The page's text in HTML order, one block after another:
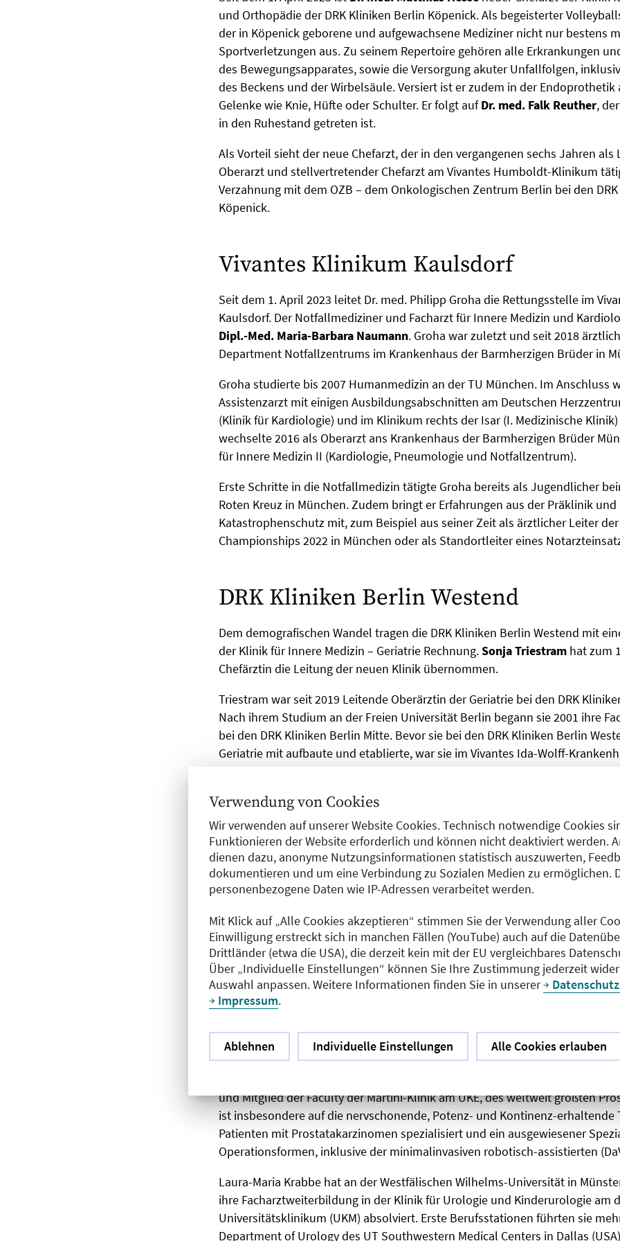
Verwendung von Cookies
Wir verwenden auf unserer Website Cookies. Technisch notwendige Cookies
Funktionieren der Website erforderlich und können nicht deaktiviert werden.
dienen dazu, anonyme Nutzungsinformationen statistisch auszuwerten,
dokumentieren und um eine Verbindung zu Sozialen Medien zu ermöglichen.
personenbezogene Daten wie IP-Adressen verarbeitet werden.
Mit Klick auf „Alle Cookies akzeptieren“ stimmen Sie der Verwendung aller
Einwilligung erstreckt sich in manchen Fällen (YouTube) auch auf die
Drittländer (etwa die USA), die derzeit kein mit der EU vergleichbares
Über „Individuelle Einstellungen“ können Sie Ihre Zustimmung jederzeit
Auswahl anpassen. Weitere Informationen finden Sie in unserer
Impressum.
Ablehnen Individuelle Einstellungen Alle Cookies erlauben
und Orthopädie der DRK Kliniken Berlin Köpenick. Als begeisterter
der in Köpenick geborene und aufgewachsene Mediziner nicht nur bestens
Sportverletzungen aus. Zu seinem Repertoire gehören alle Erkrankungen
des Bewegungsapparates, sowie die Versorgung akuter Unfallfolgen,
des Beckens und der Wirbelsäule. Versiert ist er zudem in der
Gelenke wie Knie, Hüfte oder Schulter. Er folgt aufDr. med. Falk Reuther,
in den Ruhestand getreten ist.
Als Vorteil sieht der neue Chefarzt, der in den vergangenen sechs Jahren als
Oberarzt und stellvertretender Chefarzt am Vivantes Humboldt-Klinikum
Verzahnung mit dem OZB – dem Onkologischen Zentrum Berlin bei den
Köpenick.
Vivantes Klinikum Kaulsdorf
Seit dem 1. April 2023 leitet Dr. med. Philipp Groha die Rettungsstelle im
Kaulsdorf. Der Notfallmediziner und Facharzt für Innere Medizin und
Dipl.-Med. Maria-Barbara Naumann. Groha war zuletzt und seit 2018
Department Notfallzentrums im Krankenhaus der Barmherzigen Brüder in
Groha studierte bis 2007 Humanmedizin an der TU München. Im Anschluss
Assistenzarzt mit einigen Ausbildungsabschnitten am Deutschen
(Klinik für Kardiologie) und im Klinikum rechts der Isar (I. Medizinische
wechselte 2016 als Oberarzt ans Krankenhaus der Barmherzigen Brüder
für Innere Medizin II (Kardiologie, Pneumologie und Notfallzentrum).
Erste Schritte in die Notfallmedizin tätigte Groha bereits als Jugendlicher
Roten Kreuz in München. Zudem bringt er Erfahrungen aus der Präklinik und
Katastrophenschutz mit, zum Beispiel aus seiner Zeit als ärztlicher Leiter
Championships 2022 in München oder als Standortleiter eines
DRK Kliniken Berlin Westend
Dem demografischen Wandel tragen die DRK Kliniken Berlin Westend mit
der Klinik für Innere Medizin – Geriatrie Rechnung.Sonja Triestram hat zum
Chefärztin die Leitung der neuen Klinik übernommen.
Triestram war seit 2019 Leitende Oberärztin der Geriatrie bei den DRK
Nach ihrem Studium an der Freien Universität Berlin begann sie 2001 ihre
bei den DRK Kliniken Berlin Mitte. Bevor sie bei den DRK Kliniken Berlin
Geriatrie mit aufbaute und etablierte, war sie im Vivantes Ida-Wolff-
Vivantes Humboldt-Klinikum
Seit dem 1. April 2023 verstärkt das neue FührungsteamProf. Dr. med.
PD Dr. med. Hendrik Isbarn
Humboldt-Klinikum. Isbarn beginnt seine Tätigkeit am 1. April 2023 und
Juli 2023. Sie folgen auf Prof. Dr. med. Steffen Weikertund Dr. med.
Henrik Isbarn studierte am Universitätsklinikum Hamburg-Eppendorf (UKE).
zum Facharzt für Urologie absolvierte er am UKE und am universitären
Zentrum der international renommierten Martini-Klinik Hamburg mit einem
an die Universität Montreal (Kanada), an der er in der „Cancer Prognostics
Outcomes Unit“ seine wissenschaftliche Arbeit vertiefte. Die Habilitation für
und Mitglied der Faculty der Martini-Klinik am UKE, des weltweit größten
ist insbesondere auf die nervschonende, Potenz- und Kontinenz-erhaltende
Patienten mit Prostatakarzinomen spezialisiert und ein ausgewiesener
Operationsformen, inklusive der minimalinvasiven robotisch-assistierten
Laura-Maria Krabbe hat an der Westfälischen Wilhelms-Universität in
ihre Facharztweiterbildung in der Klinik für Urologie und Kinderurologie am
Universitätsklinikum (UKM) absolviert. Erste Berufsstationen führten sie
Department of Urology des UT Southwestern Medical Centers in Dallas